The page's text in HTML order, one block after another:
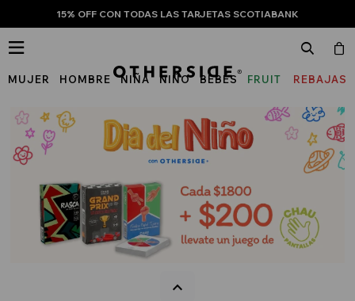
15% OFF CON TODAS LAS TARJETAS SCOTIABANK
MUJER HOMBRE NIÑA NIÑO BEBÉS
FRUIT
THE
LOOM
REBAJAS
